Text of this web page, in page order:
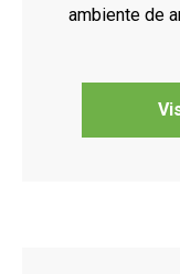
ambiente de